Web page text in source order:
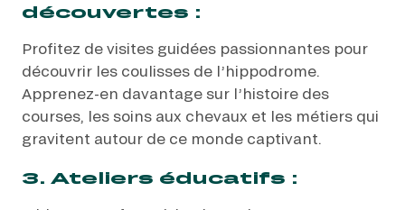
découvertes :
Profitez de visites guidées passionnantes pour
découvrir les coulisses de l’hippodrome.
Apprenez-en davantage sur l’histoire des
courses, les soins aux chevaux et les métiers qui
gravitent autour de ce monde captivant.
3. Ateliers éducatifs :